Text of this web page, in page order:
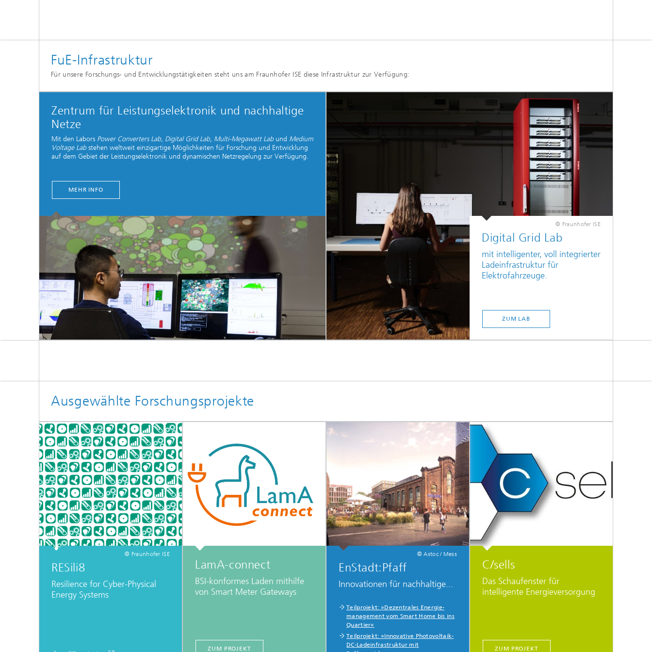
FuE-Infrastruktur
Für unsere Forschungs- und Entwicklungstätigkeiten steht uns am Fraunhofer ISE diese Infrastruktur zur Verfügung:
Zentrum für Leistungselektronik und nachhaltige
Netze
Mit den Labors Power Converters Lab, Digital Grid Lab, Multi-Megawatt Labund Medium
Voltage Labstehen weltweit einzigartige Möglichkeiten für Forschung und Entwicklung
auf dem Gebiet der Leistungselektronik und dynamischen Netzregelung zur Verfügung.
MEHR INFO
© Fraunhofer ISE
Digital Grid Lab
mit intelligenter, voll integrierter
Ladeinfrastruktur für
Elektrofahrzeuge.
ZUM LAB
Ausgewählte Forschungsprojekte
© Fraunhofer ISE
RESili8
Resilience for Cyber-Physical
Energy Systems
LamA-connect
BSI-konformes Laden mithilfe
von Smart Meter Gateways
ZUM PROJEKT
© Astoc / Mess
EnStadt:Pfaff
Innovationen für nachhaltige...
Teilprojekt: »Dezentrales Energie­
management vom Smart Home bis ins
Quartier«
Teilprojekt: »Innovative Photovoltaik-
DC-Ladeinfrastruktur mit
C/sells
Das Schaufenster für
intelligente Energieversorgung
ZUM PROJEKT